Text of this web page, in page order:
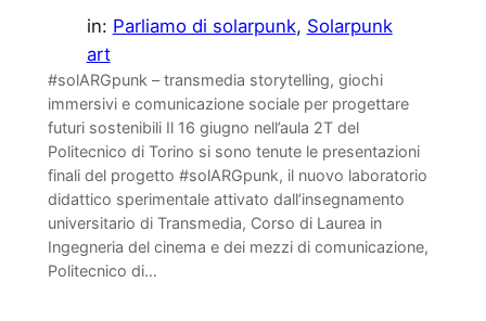
in: Parliamo di solarpunk, Solarpunk
art
#solARGpunk – transmedia storytelling, giochi
immersivi e comunicazione sociale per progettare
futuri sostenibili Il 16 giugno nell’aula 2T del
Politecnico di Torino si sono tenute le presentazioni
finali del progetto #solARGpunk, il nuovo laboratorio
didattico sperimentale attivato dall’insegnamento
universitario di Transmedia, Corso di Laurea in
Ingegneria del cinema e dei mezzi di comunicazione,
Politecnico di…